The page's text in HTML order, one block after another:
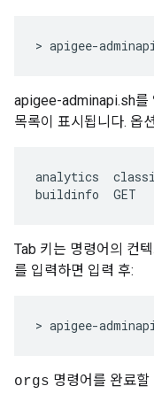
> apigee-
apigee-adminapi.sh를
목록이 표시됩니다. 옵
analytics
buildinfo
GET
Tab 키는 명령어의 컨
를 입력하면 입력 후:
> apigee-
orgs 명령어를 완료